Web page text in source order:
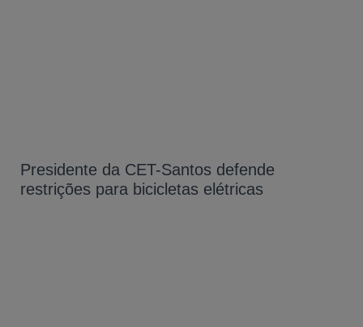
Presidente da CET-Santos defende
restrições para bicicletas elétricas